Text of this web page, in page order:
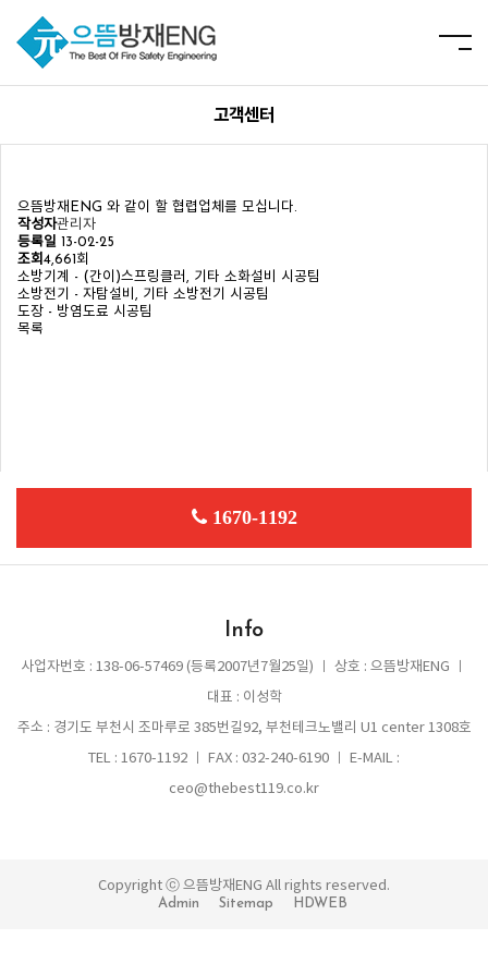
고객센터
으뜸방재ENG 와 같이 할 협렵업체를 모십니다.
작성자관리자
등록일 13-02-25
조회 4,661회
소방기계 - (간이)스프링클러, 기타 소화설비 시공팀
소방전기 - 자탐설비, 기타 소방전기 시공팀
도장 - 방염도료 시공팀
목록
1670-1192
Info
사업자번호 : 138-06-57469 (등록2007년7월25일) ㅣ 상호 : 으뜸방재ENG ㅣ
대표 : 이성학
주소 : 경기도 부천시 조마루로 385번길92, 부천테크노밸리 U1 center 1308호
TEL : 1670-1192 ㅣ FAX : 032-240-6190 ㅣ E-MAIL :
ceo@thebest119.co.kr
Copyright ⓒ 으뜸방재ENG All rights reserved.
Admin Sitemap HDWEB